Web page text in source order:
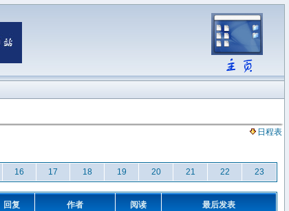
日程表
16 17 18 19 20 21 22 23
回复 作者 阅读 最后发表